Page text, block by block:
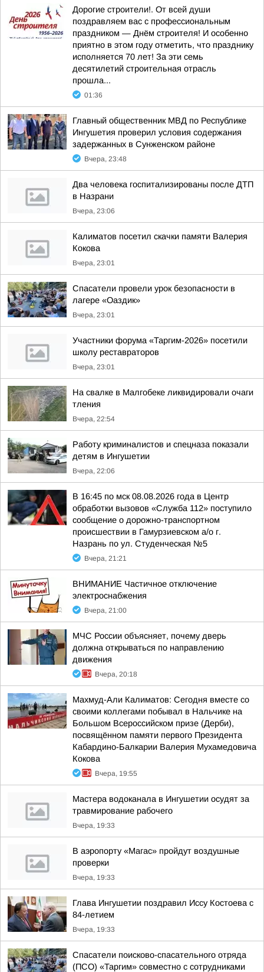
Дорогие строители!. От всей души
поздравляем вас с профессиональным
праздником — Днём строителя! И особенно
приятно в этом году отметить, что празднику
исполняется 70 лет! За эти семь
десятилетий строительная отрасль
прошла...
01:36
Главный общественник МВД по Республике
Ингушетия проверил условия содержания
задержанных в Сунженском районе
Вчера, 23:48
Два человека госпитализированы после ДТП
в Назрани
Вчера, 23:06
Калиматов посетил скачки памяти Валерия
Кокова
Вчера, 23:01
Спасатели провели урок безопасности в
лагере «Оаздик»
Вчера, 23:01
Участники форума «Таргим-2026» посетили
школу реставраторов
Вчера, 23:01
На свалке в Малгобеке ликвидировали очаги
тления
Вчера, 22:54
Работу криминалистов и спецназа показали
детям в Ингушетии
Вчера, 22:06
В 16:45 по мск 08.08.2026 года в Центр
обработки вызовов «Служба 112» поступило
сообщение о дорожно-транспортном
происшествии в Гамурзиевском а/о г.
Назрань по ул. Студенческая №5
Вчера, 21:21
ВНИМАНИЕ Частичное отключение
электроснабжения
Вчера, 21:00
МЧС России объясняет, почему дверь
должна открываться по направлению
движения
Вчера, 20:18
Махмуд-Али Калиматов: Сегодня вместе со
своими коллегами побывал в Нальчике на
Большом Всероссийском призе (Дерби),
посвящённом памяти первого Президента
Кабардино-Балкарии Валерия Мухамедовича
Кокова
Вчера, 19:55
Мастера водоканала в Ингушетии осудят за
травмирование рабочего
Вчера, 19:33
В аэропорту «Магас» пройдут воздушные
проверки
Вчера, 19:33
Глава Ингушетии поздравил Иссу Костоева с
84-летием
Вчера, 19:33
Спасатели поисково-спасательного отряда
(ПСО) «Таргим» совместно с сотрудниками